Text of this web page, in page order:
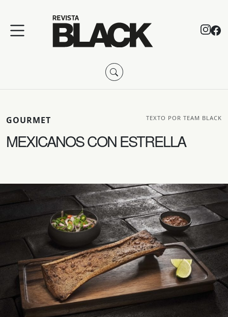
GOURMET TEXTO POR TEAM BLACK
MEXICANOS CON ESTRELLA